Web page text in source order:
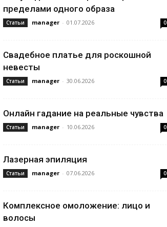
пределами одного образа
Статьи manager - 01.07.2026 0
Свадебное платье для роскошной
невесты
Статьи manager - 30.06.2026 0
Онлайн гадание на реальные чувства
Статьи manager - 10.06.2026 0
Лазерная эпиляция
Статьи manager - 07.06.2026 0
Комплексное омоложение: лицо и
волосы